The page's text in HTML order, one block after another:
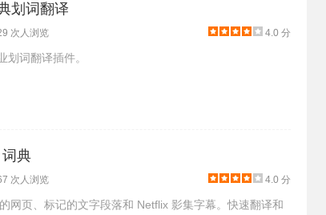
工作中还是会显得有些不便。不过它的一键下载
。
划词翻译
次人浏览 4.0 分
划词翻译插件。
典
次人浏览 4.0 分
网页、标记的文字段落和 Netflix 影集字幕。快速翻译和